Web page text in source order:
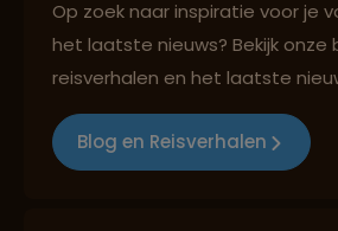
Best beoordeelde
Op zoek naar inspiratie voor je
het laatste nieuws? Bekijk onze
reisverhalen en het laatste
Blog en Reisverhalen